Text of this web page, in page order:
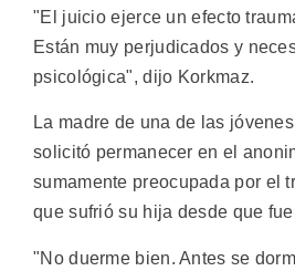
"El juicio ejerce un efecto
Están muy perjudicados y
psicológica", dijo Korkmaz.
La madre de una de las
solicitó permanecer en el
sumamente preocupada por el
que sufrió su hija desde que
"No duerme bien. Antes se